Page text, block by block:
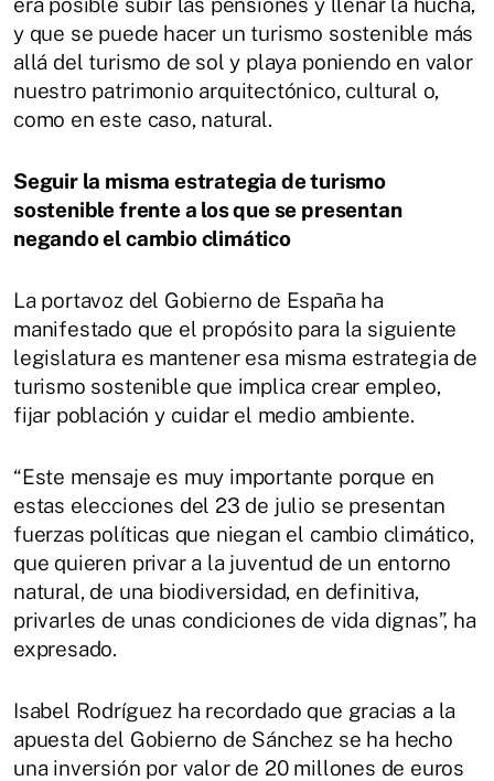
y que se puede hacer un turismo sostenible más
allá del turismo de sol y playa poniendo en valor
nuestro patrimonio arquitectónico, cultural o,
como en este caso, natural.
Seguir la misma estrategia de turismo
sostenible frente a los que se presentan
negando el cambio climático
La portavoz del Gobierno de España ha
manifestado que el propósito para la siguiente
legislatura es mantener esa misma estrategia de
turismo sostenible que implica crear empleo,
fijar población y cuidar el medio ambiente.
“Este mensaje es muy importante porque en
estas elecciones del 23 de julio se presentan
fuerzas políticas que niegan el cambio climático,
que quieren privar a la juventud de un entorno
natural, de una biodiversidad, en definitiva,
privarles de unas condiciones de vida dignas”, ha
expresado.
Isabel Rodríguez ha recordado que gracias a la
apuesta del Gobierno de Sánchez se ha hecho
una inversión por valor de 20 millones de euros